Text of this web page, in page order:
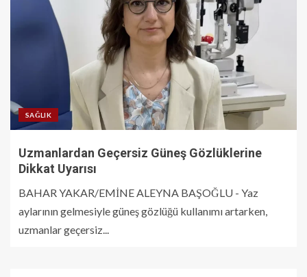
SAĞLIK
Uzmanlardan Geçersiz Güneş Gözlüklerine
Dikkat Uyarısı
BAHAR YAKAR/EMİNE ALEYNA BAŞOĞLU - Yaz
aylarının gelmesiyle güneş gözlüğü kullanımı artarken,
uzmanlar geçersiz...